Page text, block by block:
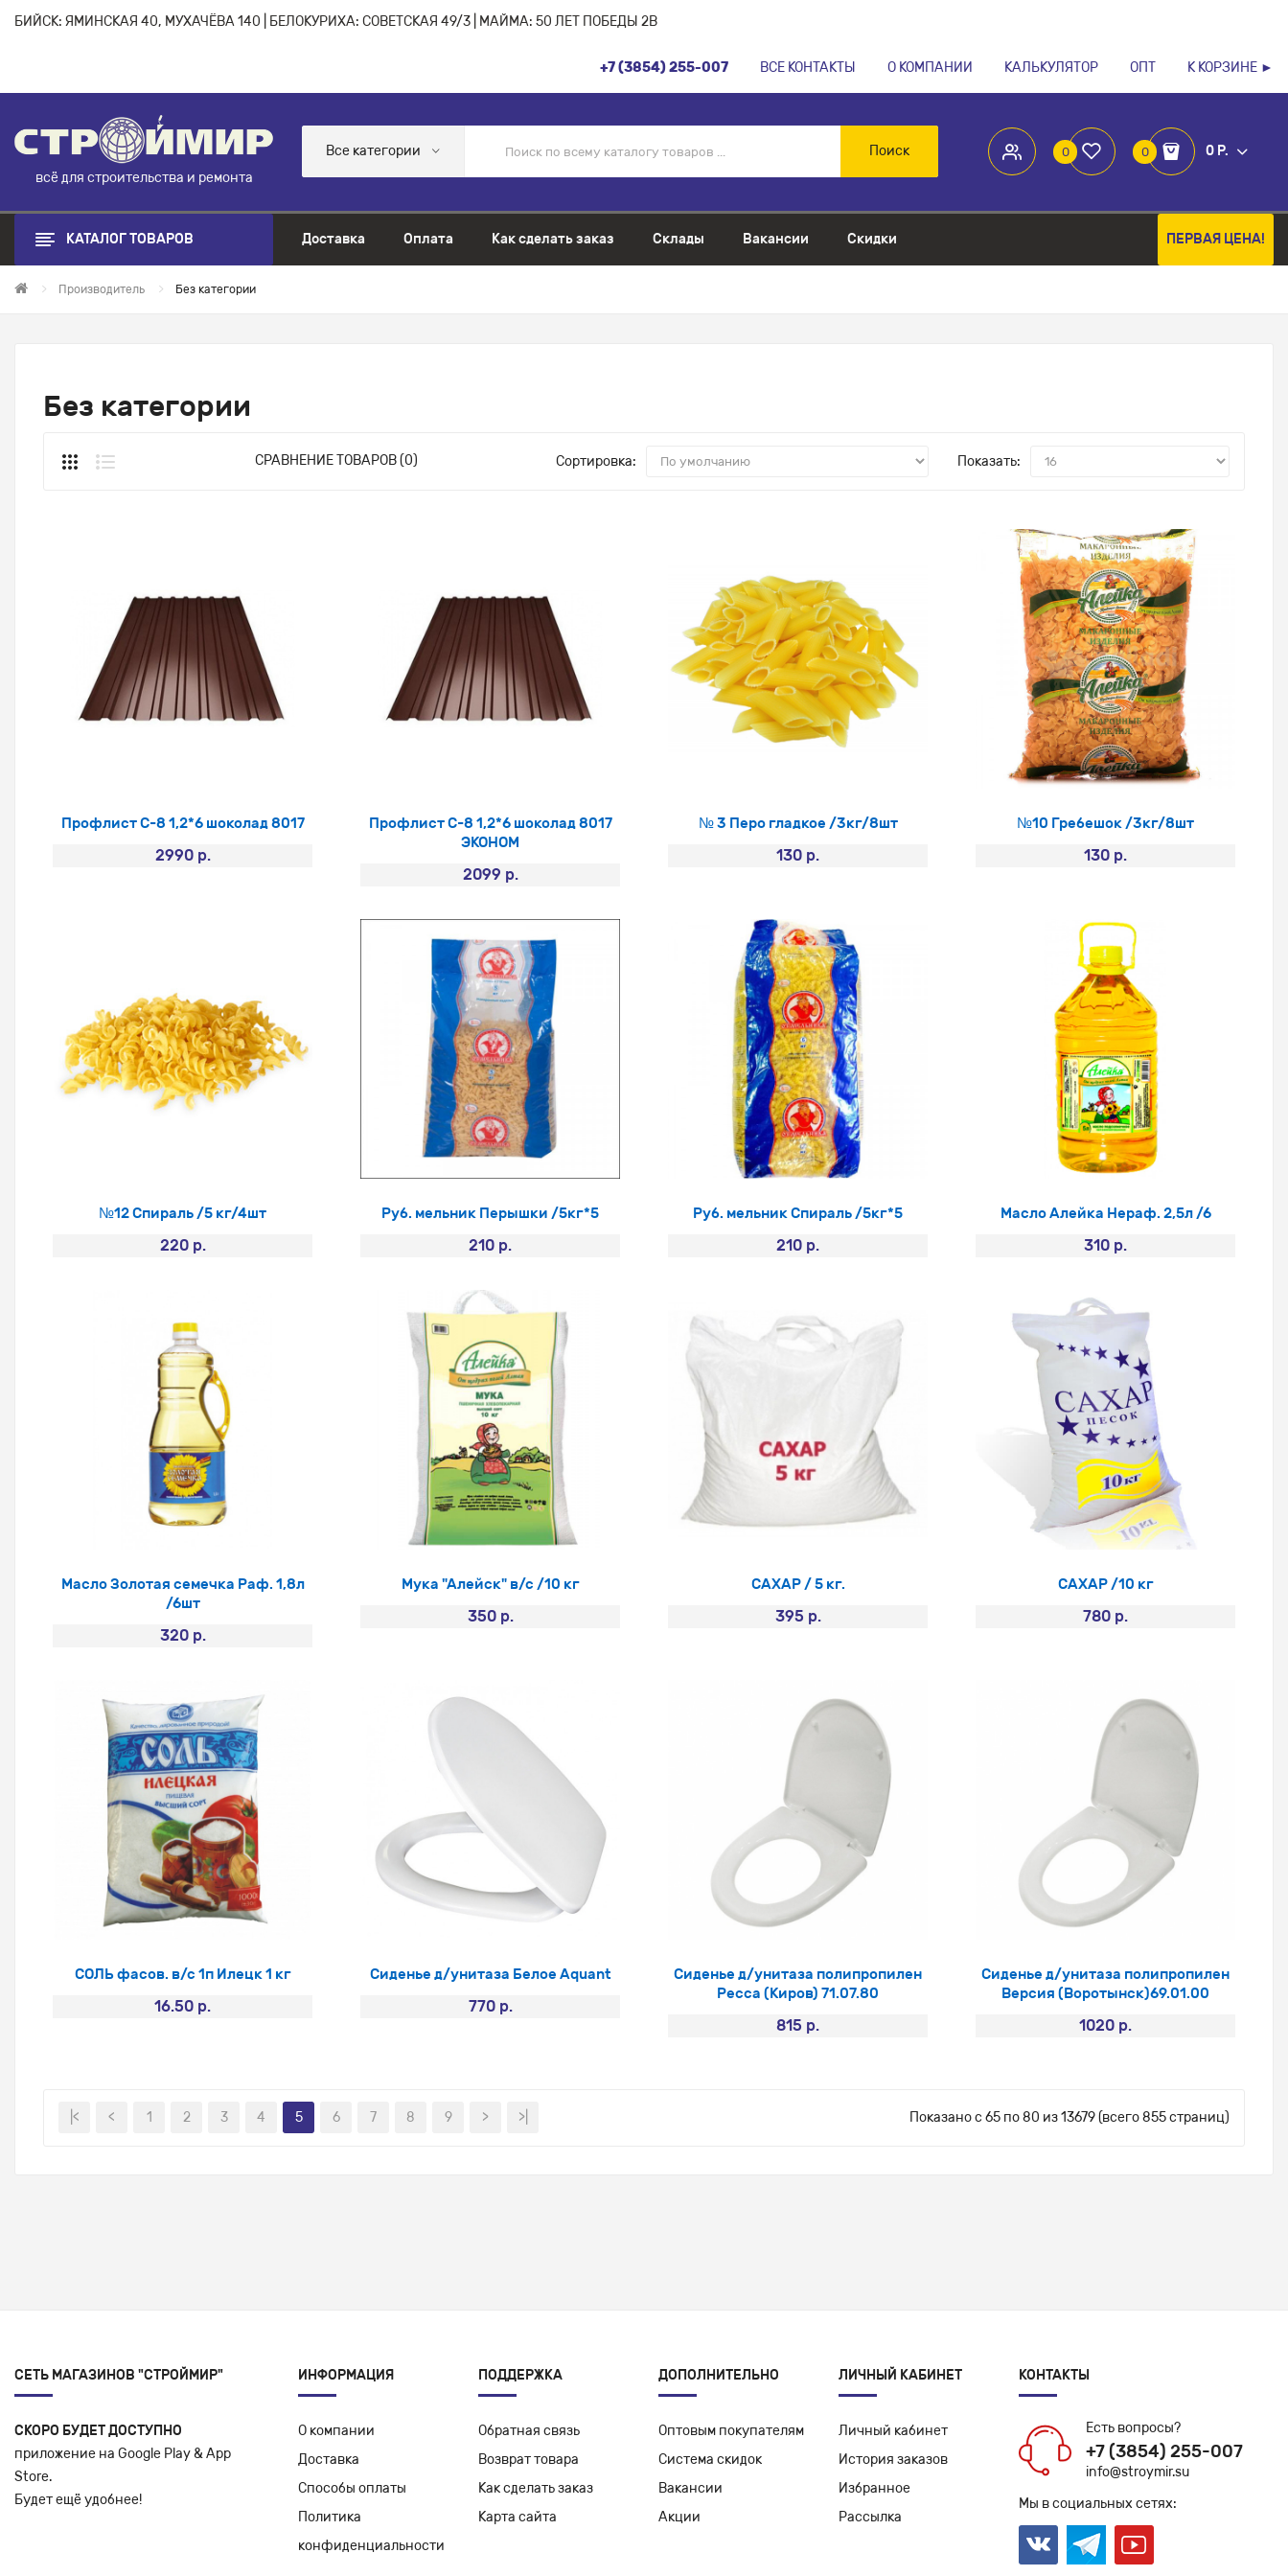
БИЙСК: ЯМИНСКАЯ 40, МУХАЧЁВА 140 | БЕЛОКУРИХА: СОВЕТСКАЯ 49/3 | МАЙМА: 50 ЛЕТ ПОБЕДЫ 2В
+7 (3854) 255-007 ВСЕ КОНТАКТЫ О КОМПАНИИ КАЛЬКУЛЯТОР ОПТ К КОРЗИНЕ ►
всё для строительства и ремонта
0 0 0 Р.
Все категории Поиск
КАТАЛОГ ТОВАРОВ Доставка Оплата Как сделать заказ Склады Вакансии Скидки ПЕРВАЯ ЦЕНА!
Производитель Без категории
Без категории
СРАВНЕНИЕ ТОВАРОВ (0) Сортировка: Показать:
Профлист С-8 1,2*6 шоколад 8017
2990 р.
Профлист С-8 1,2*6 шоколад 8017
ЭКОНОМ
2099 р.
№ 3 Перо гладкое /3кг/8шт
130 р.
№10 Гребешок /3кг/8шт
130 р.
№12 Спираль /5 кг/4шт
220 р.
Руб. мельник Перышки /5кг*5
210 р.
Руб. мельник Спираль /5кг*5
210 р.
Масло Алейка Нераф. 2,5л /6
310 р.
Масло Золотая семечка Раф. 1,8л
/6шт
320 р.
Мука "Алейск" в/с /10 кг
350 р.
САХАР / 5 кг.
395 р.
САХАР /10 кг
780 р.
СОЛЬ фасов. в/с 1п Илецк 1 кг
16.50 р.
Сиденье д/унитаза Белое Aquant
770 р.
Сиденье д/унитаза полипропилен
Ресса (Киров) 71.07.80
815 р.
Сиденье д/унитаза полипропилен
Версия (Воротынск)69.01.00
1020 р.
|< < 1 2 3 4 5 6 7 8 9 > >| Показано с 65 по 80 из 13679 (всего 855 страниц)
СЕТЬ МАГАЗИНОВ "СТРОЙМИР"
СКОРО БУДЕТ ДОСТУПНО
приложение на Google Play & App
Store.
Будет ещё удобнее!
ИНФОРМАЦИЯ
О компании
Доставка
Способы оплаты
Политика
конфиденциальности
ПОДДЕРЖКА
Обратная связь
Возврат товара
Как сделать заказ
Карта сайта
ДОПОЛНИТЕЛЬНО
Оптовым покупателям
Система скидок
Вакансии
Акции
ЛИЧНЫЙ КАБИНЕТ
Личный кабинет
История заказов
Избранное
Рассылка
КОНТАКТЫ
Есть вопросы?
+7 (3854) 255-007
info@stroymir.su
Мы в социальных сетях: